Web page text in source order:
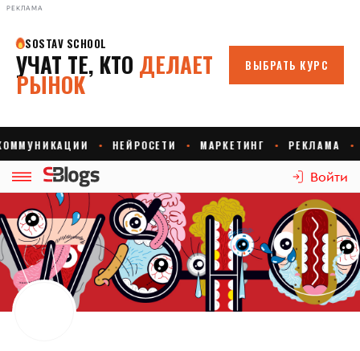
РЕКЛАМА
Войти